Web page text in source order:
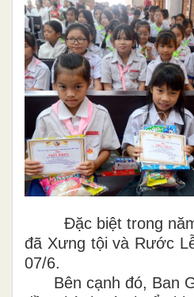
Đặc biệt trong năm
đã Xưng tội và Rước
07/6.
Bên cạnh đó, Ban